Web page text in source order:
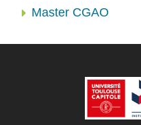
Master CGAO